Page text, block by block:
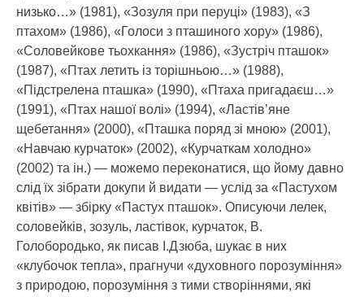
низько…» (1981), «Зозуля при перуці» (1983), «З
птахом» (1986), «Голоси з пташиного хору» (1986),
«Соловейкове тьохкання» (1986), «Зустріч пташок»
(1987), «Птах летить із торішньою…» (1988),
«Підстрелена пташка» (1990), «Птаха пригадаєш…»
(1991), «Птах нашої волі» (1994), «Ластів’яне
щебетання» (2000), «Пташка поряд зі мною» (2001),
«Навчаю курчаток» (2002), «Курчаткам холодно»
(2002) та ін.) — можемо переконатися, що йому давно
слід їх зібрати докупи й видати — услід за «Пастухом
квітів» — збірку «Пастух пташок». Описуючи лелек,
соловейків, зозуль, ластівок, курчаток, В.
Голобородько, як писав І.Дзюба, шукає в них
«клубочок тепла», прагнучи «духовного порозуміння»
з природою, порозуміння з тими створіннями, які